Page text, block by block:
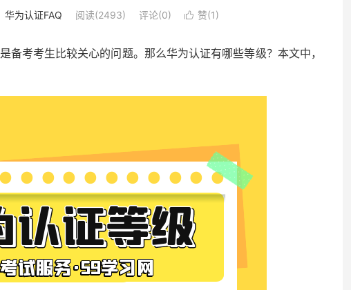
华为认证FAQ 阅读(2493) 评论(0)  赞(1)
备考考生比较关心的问题。那么华为认证有哪些等级？本文中，